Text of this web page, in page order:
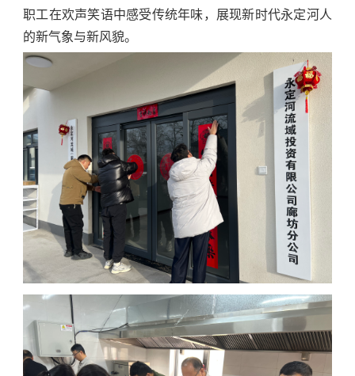
职工在欢声笑语中感受传统年味，展现新时代永定河人
的新气象与新风貌。